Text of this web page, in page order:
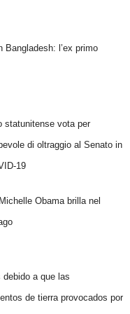
Bangladesh: l’ex primo
statunitense vota per
di oltraggio al Senato in
19
Obama brilla nel
a que las
de tierra provocados por